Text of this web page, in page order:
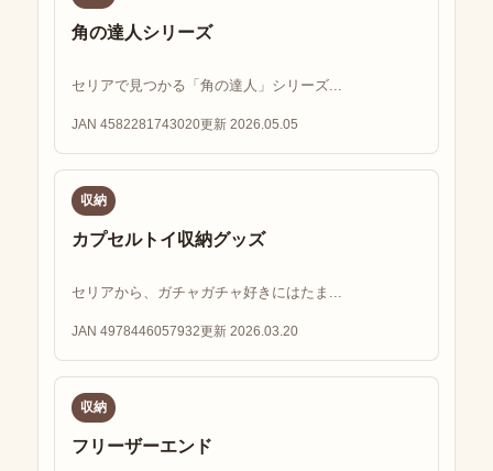
角の達人シリーズ
セリアで見つかる「角の達人」シリーズ...
JAN 4582281743020更新 2026.05.05
収納
カプセルトイ収納グッズ
セリアから、ガチャガチャ好きにはたま...
JAN 4978446057932更新 2026.03.20
収納
フリーザーエンド